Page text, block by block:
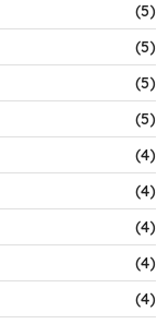
(5)
(5)
(5)
(5)
(4)
(4)
(4)
(4)
(4)